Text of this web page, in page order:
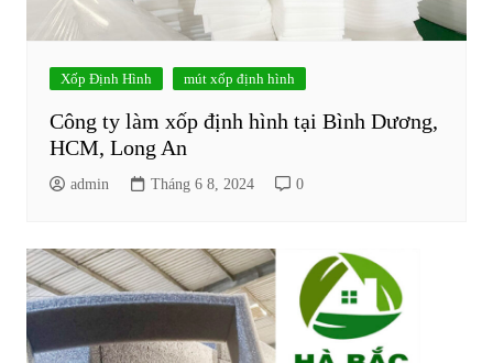
Xốp Định Hình mút xốp định hình
Công ty làm xốp định hình tại Bình Dương,
HCM, Long An
admin Tháng 6 8, 2024 0